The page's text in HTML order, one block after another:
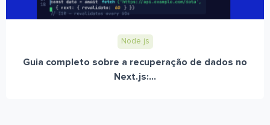
Node.js
Guia completo sobre a recuperação de dados no
Next.js:...